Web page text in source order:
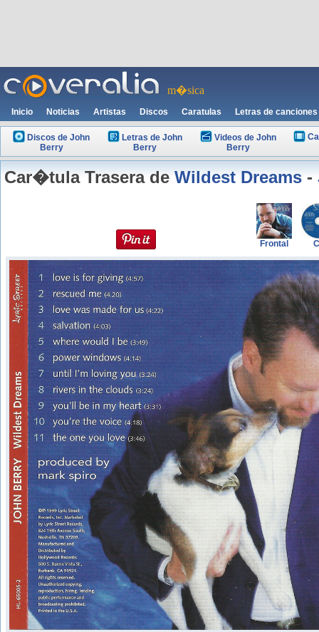
m�sica
Inicio Noticias Artistas Discos Caratulas Letras de canciones
Discos de John
Berry
Letras de John
Berry
Videos de John
Berry
Car�tula Trasera de Wildest Dreams -
Frontal